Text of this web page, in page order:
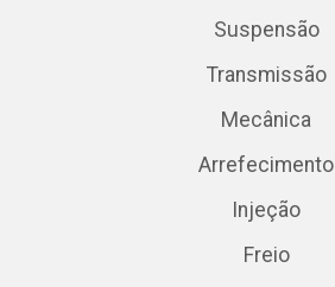
Suspensão
Transmissão
Mecânica
Arrefecimento
Injeção
Freio